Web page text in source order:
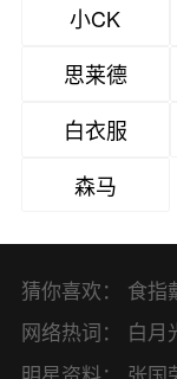
小CK
思莱德
白衣服
森马
猜你喜欢： 食指
避暑
网络热词：
白月
凤雏